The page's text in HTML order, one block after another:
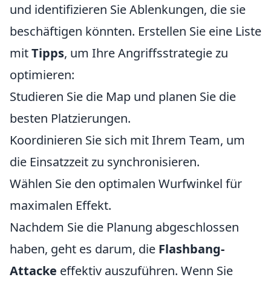
und identifizieren Sie Ablenkungen, die sie
beschäftigen könnten. Erstellen Sie eine Liste
mitTipps, um Ihre Angriffsstrategie zu
optimieren:
Studieren Sie die Map und planen Sie die
besten Platzierungen.
Koordinieren Sie sich mit Ihrem Team, um
die Einsatzzeit zu synchronisieren.
Wählen Sie den optimalen Wurfwinkel für
maximalen Effekt.
Nachdem Sie die Planung abgeschlossen
haben, geht es darum, die Flashbang-
Attacke effektiv auszuführen. Wenn Sie